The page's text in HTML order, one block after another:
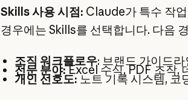
Skills 사용 시점: Claude가 특수 작
경우에는 Skills를 선택합니다. 다음
조직 워크플로우: 브랜드 가이드
전문 분야:Excel 수식, PDF 조작,
개인 선호도:노트 기록 시스템, 코